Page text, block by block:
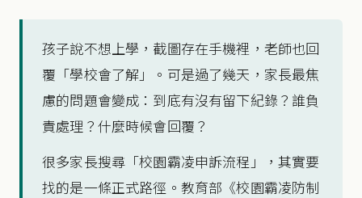
孩子說不想上學，截圖存在手機裡，老師也回
覆「學校會了解」。可是過了幾天，家長最焦
慮的問題會變成：到底有沒有留下紀錄？誰負
責處理？什麼時候會回覆？
很多家長搜尋「校園霸凌申訴流程」，其實要
找的是一條正式路徑。教育部《校園霸凌防制